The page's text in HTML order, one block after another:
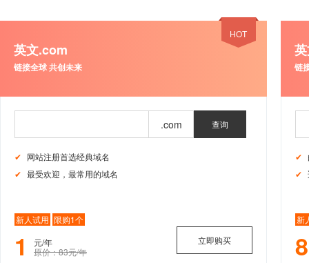
英文.com
链接全球 共创未来
HOT
查询
网站注册首选经典域名
最受欢迎，最常用的域名
1
元/年
原价：83元/年
新人试用 限购1个
立即购买
链
新